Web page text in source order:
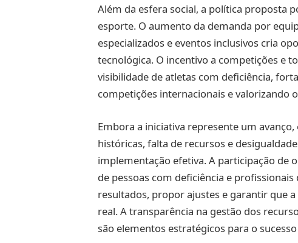
Além da esfera social, a política proposta
esporte. O aumento da demanda por
especializados e eventos inclusivos cria
tecnológica. O incentivo a competições e
visibilidade de atletas com deficiência,
competições internacionais e valorizando
Embora a iniciativa represente um
históricas, falta de recursos e
implementação efetiva. A participação de
de pessoas com deficiência e
resultados, propor ajustes e garantir que
real. A transparência na gestão dos
são elementos estratégicos para o